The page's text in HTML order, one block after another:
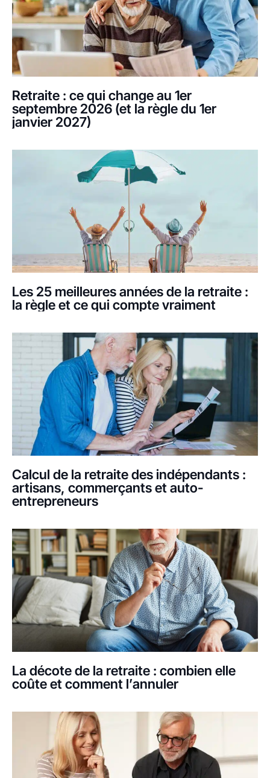
Retraite : ce qui change au 1er
septembre 2026 (et la règle du 1er
janvier 2027)
Les 25 meilleures années de la retraite :
la règle et ce qui compte vraiment
Calcul de la retraite des indépendants :
artisans, commerçants et auto-
entrepreneurs
La décote de la retraite : combien elle
coûte et comment l’annuler